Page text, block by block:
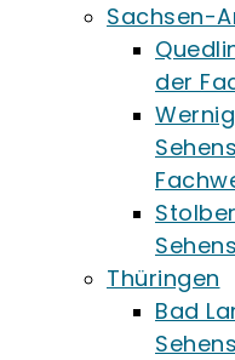
Sachsen-
der
Thüringen
Bad